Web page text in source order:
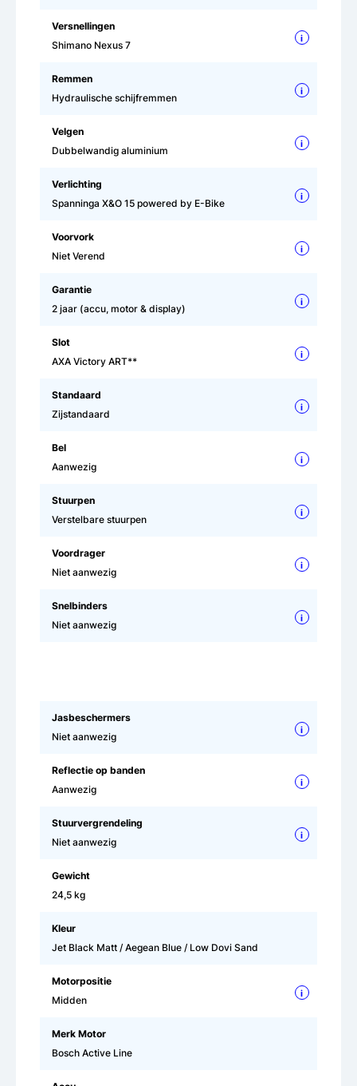
Versnellingen
Shimano Nexus 7
i
Remmen
Hydraulische schijfremmen
i
Velgen
Dubbelwandig aluminium
i
Verlichting
Spanninga X&O 15 powered by E-Bike
i
Voorvork
Niet Verend
i
Garantie
2 jaar (accu, motor & display)
i
Slot
AXA Victory ART**
i
Standaard
Zijstandaard
i
Bel
Aanwezig
i
Stuurpen
Verstelbare stuurpen
i
Voordrager
Niet aanwezig
i
Snelbinders
Niet aanwezig
i
Jasbeschermers
Niet aanwezig
i
Reflectie op banden
Aanwezig
i
Stuurvergrendeling
Niet aanwezig
i
Gewicht
24,5 kg
Kleur
Jet Black Matt / Aegean Blue / Low Dovi Sand
Motorpositie
Midden
i
Merk Motor
Bosch Active Line